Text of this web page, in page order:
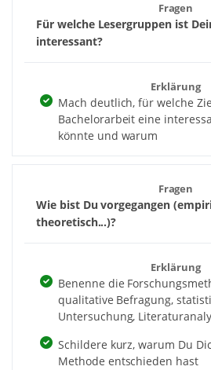
Fragen
Für welche Lesergruppen ist
interessant?
Erklärung
Mach deutlich, für welche
Bachelorarbeit eine
könnte und warum
Fragen
Wie bist Du vorgegangen
theoretisch...)?
Erklärung
Benenne die
qualitative Befragung,
Untersuchung,
Schildere kurz, warum Du
Methode entschieden hast